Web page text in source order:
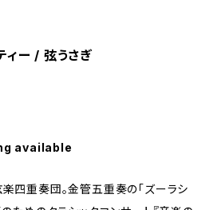
ィー / 弦うさぎ
available
四重奏団。金管五重奏の「ズーラシ